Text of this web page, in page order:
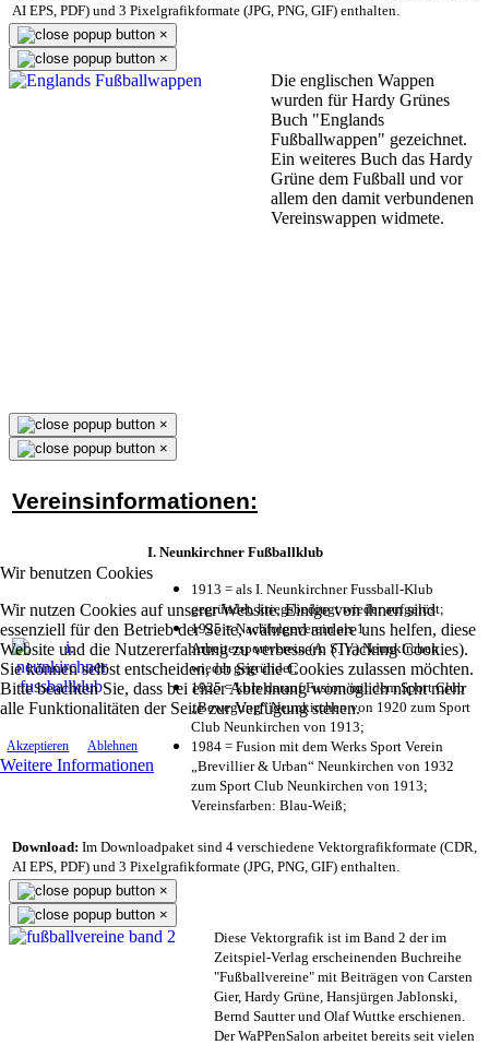
Wir benutzen Cookies
Wir nutzen Cookies auf unserer Website. Einige von ihnen sind
essenziell für den Betrieb der Seite, während andere uns helfen, diese
Website und die Nutzererfahrung zu verbessern (Tracking Cookies).
Sie können selbst entscheiden, ob Sie die Cookies zulassen möchten.
Bitte beachten Sie, dass bei einer Ablehnung womöglich nicht mehr
alle Funktionalitäten der Seite zur Verfügung stehen.
Akzeptieren Ablehnen
Weitere Informationen
AI EPS, PDF) und 3 Pixelgrafikformate (JPG, PNG, GIF) enthalten.
×
×
Die englischen Wappen
wurden für Hardy Grünes
Buch "Englands
Fußballwappen" gezeichnet.
Ein weiteres Buch das Hardy
Grüne dem Fußball und vor
allem den damit verbundenen
Vereinswappen widmete.
×
×
Vereinsinformationen:
I. Neunkirchner Fußballklub
1913 = als I. Neunkirchner Fussball-Klub
gegründet, kriegsbedingt wieder aufgelöst;
1925 = Nachfolgeverein als 1.
Arbeitersportverein (A. S. V.) Neunkirchen
wieder gegründet;
1925 = kurz darauf Fusion mit dem Sport Club
„Bewegung“ Neunkirchen von 1920 zum Sport
Club Neunkirchen von 1913;
1984 = Fusion mit dem Werks Sport Verein
„Brevillier & Urban“ Neunkirchen von 1932
zum Sport Club Neunkirchen von 1913;
Vereinsfarben: Blau-Weiß;
Download: Im Downloadpaket sind 4 verschiedene Vektorgrafikformate (CDR,
AI EPS, PDF) und 3 Pixelgrafikformate (JPG, PNG, GIF) enthalten.
×
×
Diese Vektorgrafik ist im Band 2 der im
Zeitspiel-Verlag erscheinenden Buchreihe
"Fußballvereine" mit Beiträgen von Carsten
Gier, Hardy Grüne, Hansjürgen Jablonski,
Bernd Sautter und Olaf Wuttke erschienen.
Der WaPPenSalon arbeitet bereits seit vielen